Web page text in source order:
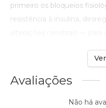
primeiro os bloqueios
resistência à insulina,
Avaliações
Não há